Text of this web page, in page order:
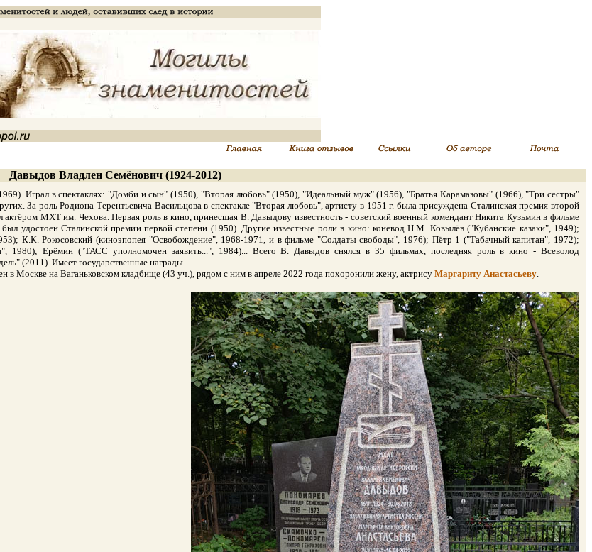
Давыдов Владлен Семёнович (1924-2012)
Играл в спектаклях: "Домби и сын" (1950), "Вторая любовь" (1950), "Идеальный муж" (1956), "Братья Карамазовы" (1966), "Три сестры"
За роль Родиона Терентьевича Васильцова в спектакле "Вторая любовь", артисту в 1951 г. была присуждена Сталинская премия второй
МХТ им. Чехова. Первая роль в кино, принесшая В. Давыдову известность - советский военный комендант Никита Кузьмин в фильме
удостоен Сталинской премии первой степени (1950). Другие известные роли в кино: коневод Н.М. Ковылёв ("Кубанские казаки", 1949);
К.К. Рокосовский (киноэпопея "Освобождение", 1968-1971, и в фильме "Солдаты свободы", 1976); Пётр 1 ("Табачный капитан", 1972);
1980); Ерёмин ("ТАСС уполномочен заявить...", 1984)... Всего В. Давыдов снялся в 35 фильмах, последняя роль в кино - Всеволод
(2011). Имеет государственные награды.
Москве на Ваганьковском кладбище (43 уч.), рядом с ним в апреле 2022 года похоронили жену, актрису Маргариту Анастасьеву.